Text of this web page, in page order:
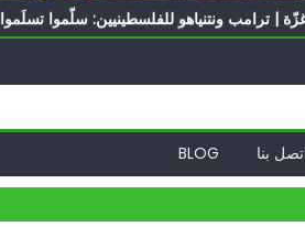
| ترامب ونتنياهو للفلسطينيين: سلّموا تسلَموا
إيران تحت العقوبات: جاهزون للمواجهة
BLOG بنا